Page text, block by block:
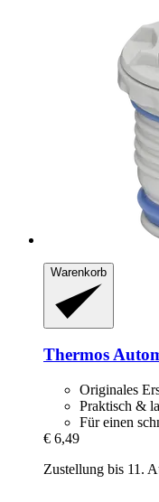
Warenkorb
Thermos
Originales
Praktisch &
Für einen
€ 6,49
Zustellung bis 11.